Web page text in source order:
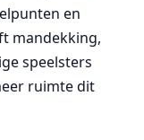
en
mandekking,
speelsters
ruimte dit